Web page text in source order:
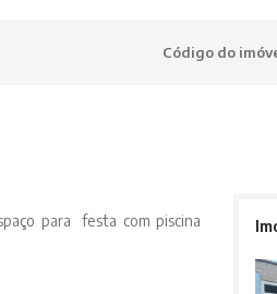
Código do
para festa com piscina